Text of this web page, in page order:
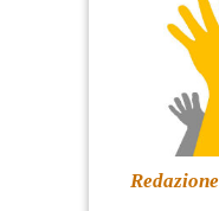
Redazione